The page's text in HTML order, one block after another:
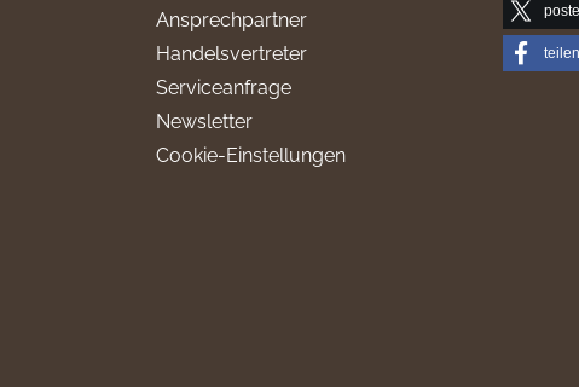
Ansprechpartner
Handelsvertreter
Serviceanfrage
Newsletter
Cookie-Einstellungen
teilen